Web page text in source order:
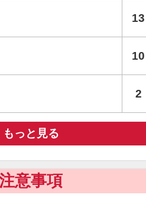
13
10
2
もっと見る
意事項